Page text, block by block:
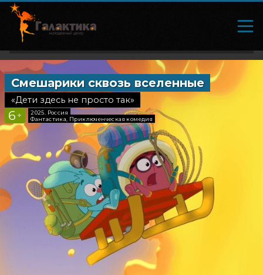
Смешарики сквозь вселенные
«Дети здесь не просто так»
6 +
2025, Россия
Фантастика, Приключенческая комедия